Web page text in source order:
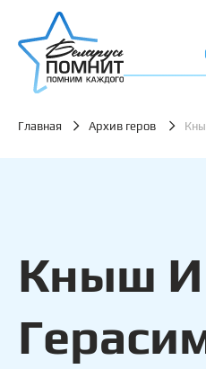
Главная Архив геров
Кныш